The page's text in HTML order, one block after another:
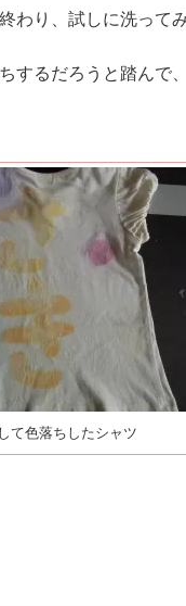
わり、試しに洗って
するだろうと踏んで
て色落ちしたシャツ